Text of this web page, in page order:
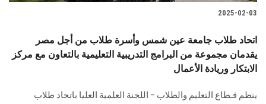
2025-02-03
اتحاد طلاب جامعة عين شمس وأسرة طلاب من أجل مصر
يقدمان مجموعة من البرامج التدريبية التعليمية بالتعاون مع مركز
الابتكار وريادة الأعمال
ينظم قـطاع التعليم والطلاب – اللجنة العلمية العليا باتحاد طلاب